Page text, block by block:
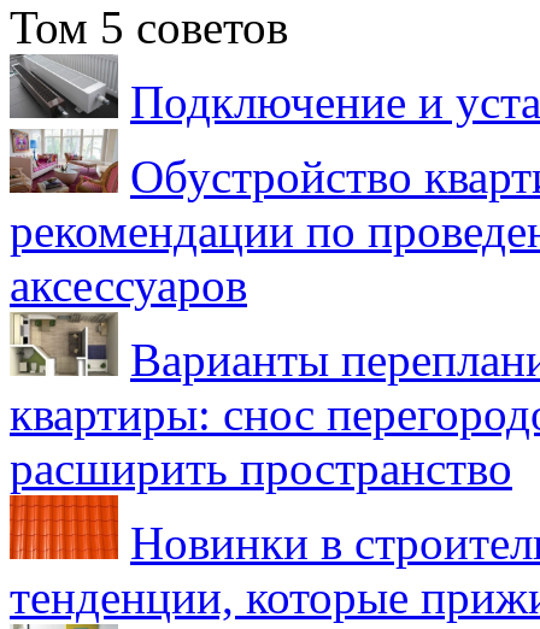
Том 5 советов
Подключение и
Обустройство
рекомендации по
аксессуаров
Варианты
квартиры: снос
расширить пространство
Новинки в
тенденции, которые